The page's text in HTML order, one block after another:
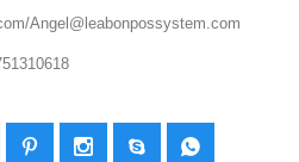
Angel@leabonpossystem.com
   